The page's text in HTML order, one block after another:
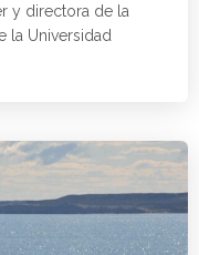
y directora de la
la Universidad